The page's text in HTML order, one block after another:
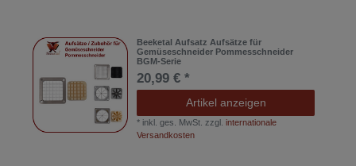
Beeketal Aufsatz Aufsätze für
Gemüseschneider Pommesschneider
BGM-Serie
20,99 € *
Artikel anzeigen
* inkl. ges. MwSt. zzgl.internationale
Versandkosten